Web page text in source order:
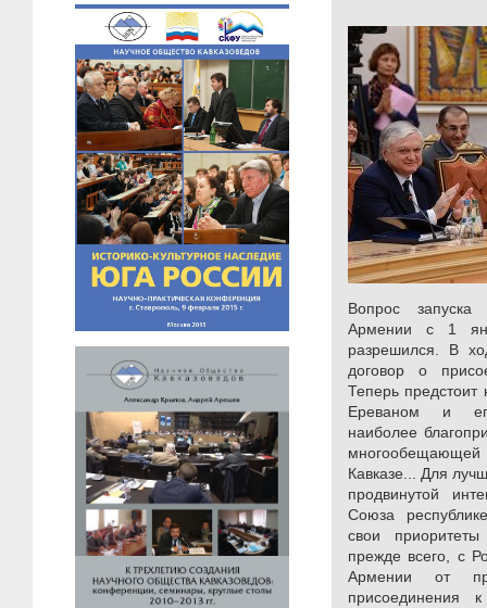
Вопрос запуска
Армении с 1
разрешился. В
договор о
Теперь предстоит
Ереваном и
наиболее
многообещающей
Кавказе... Для
продвинутой
Союза
свои
прежде всего, с
Армении от
присоединения